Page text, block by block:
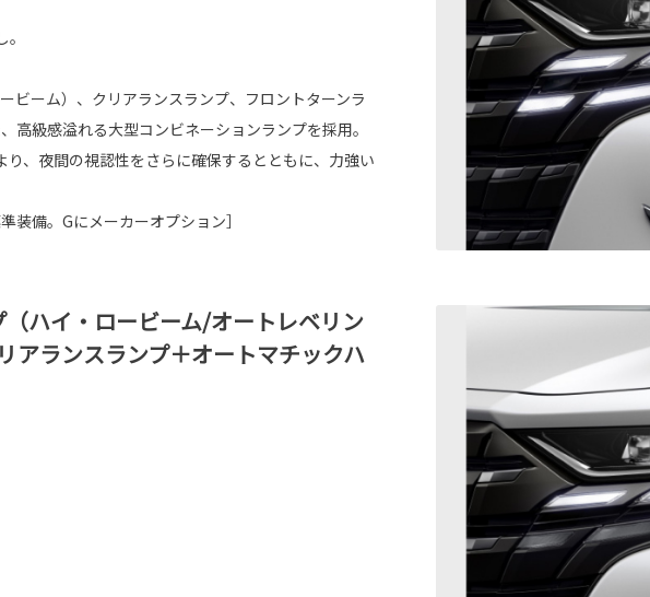
ビーム）、クリアランスランプ、フロントターンラ
高級感溢れる大型コンビネーションランプを採用。
、夜間の視認性をさらに確保するとともに、力強い
装備。Gにメーカーオプション］
ハイ・ロービーム/オートレベリン
アランスランプ＋オートマチックハ